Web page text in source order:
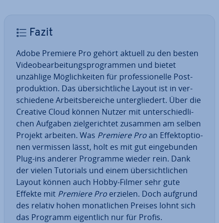
Fazit
Adobe Premiere Pro gehört aktuell zu den besten
Vi­deo­be­ar­bei­tungs­pro­gram­men und bietet
unzählige Mög­lich­kei­ten für pro­fes­sio­nel­le Post­
pro­duk­ti­on. Das über­sicht­li­che Layout ist in ver­
schie­de­ne Ar­beits­be­rei­che un­ter­glie­dert. Über die
Creative Cloud können Nutzer mit un­ter­schied­li­
chen Aufgaben ziel­ge­rich­tet zusammen am selben
Projekt arbeiten. Was Premiere Proan Ef­fek­t­op­tio­
nen vermissen lässt, holt es mit gut ein­ge­bun­den
Plug-ins anderer Programme wieder rein. Dank
der vielen Tutorials und einem über­sicht­li­chen
Layout können auch Hobby-Filmer sehr gute
Effekte mit Premiere Pro erzielen. Doch aufgrund
des relativ hohen mo­nat­li­chen Preises lohnt sich
das Programm ei­gent­lich nur für Profis.